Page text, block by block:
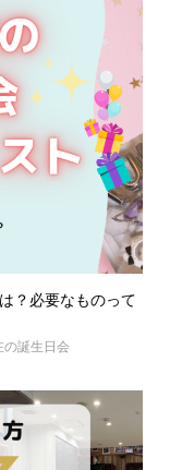
？必要なものって
誕生日会